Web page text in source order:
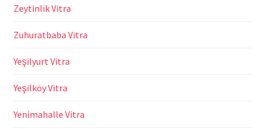
Zeytinlik Vitra
Zuhuratbaba Vitra
Yeşilyurt Vitra
Yeşilköy Vitra
Yenimahalle Vitra